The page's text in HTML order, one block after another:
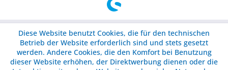
Diese Website benutzt Cookies, die für den technischen
Betrieb der Website erforderlich sind und stets gesetzt
werden. Andere Cookies, die den Komfort bei Benutzung
dieser Website erhöhen, der Direktwerbung dienen oder die